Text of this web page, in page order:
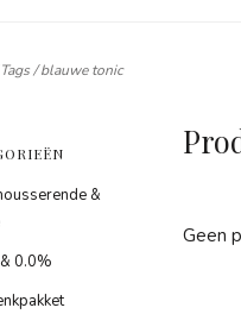
Tags/blauwe tonic
&
0.0%
Geen